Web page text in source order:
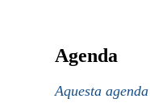
Agenda
Aquesta